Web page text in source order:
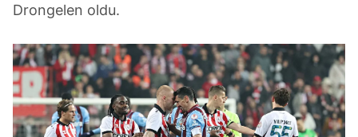
Drongelen oldu.